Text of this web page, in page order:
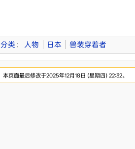
分类 ： 人物 日本 兽装穿着者
本页面最后修改于2025年12月18日 (星期四) 22:32。